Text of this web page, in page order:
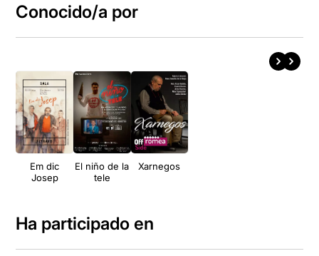
Conocido/a por
Em dic
Josep
El niño de la
tele
Xarnegos
Ha participado en